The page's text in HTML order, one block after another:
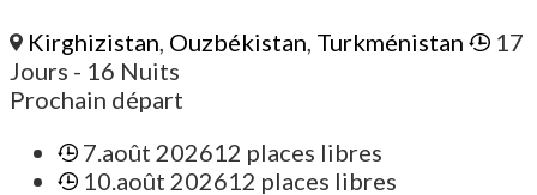
Kirghizistan, Ouzbékistan, Turkménistan
17
Jours - 16 Nuits
Prochain départ
7.août 202612 places libres
10.août 202612 places libres